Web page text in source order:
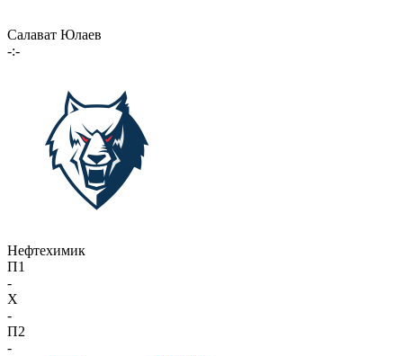
Салават Юлаев
-:-
Нефтехимик
П1
-
X
-
П2
-